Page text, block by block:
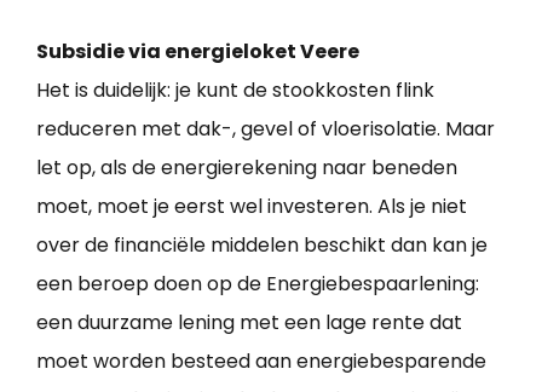
Subsidie via energieloket Veere
Het is duidelijk: je kunt de stookkosten flink
reduceren met dak-, gevel of vloerisolatie. Maar
let op, als de energierekening naar beneden
moet, moet je eerst wel investeren. Als je niet
over de financiële middelen beschikt dan kan je
een beroep doen op de Energiebespaarlening:
een duurzame lening met een lage rente dat
moet worden besteed aan energiebesparende